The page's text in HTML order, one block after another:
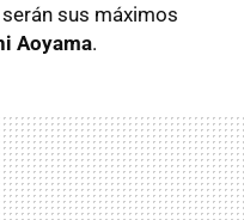
sus máximos
Aoyama.